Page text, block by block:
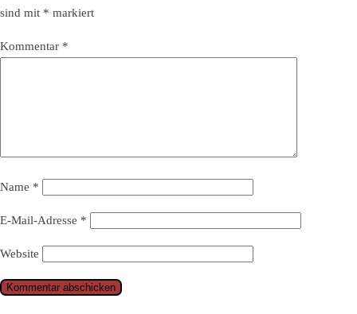
sind mit * markiert
Kommentar *
Name *
E-Mail-Adresse *
Website